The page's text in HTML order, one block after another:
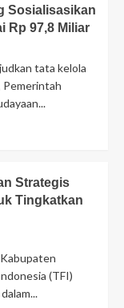
Sosialisasikan
Rp 97,8 Miliar
tata kelola
Pemerintah
Strategis
Tingkatkan
(TFI)